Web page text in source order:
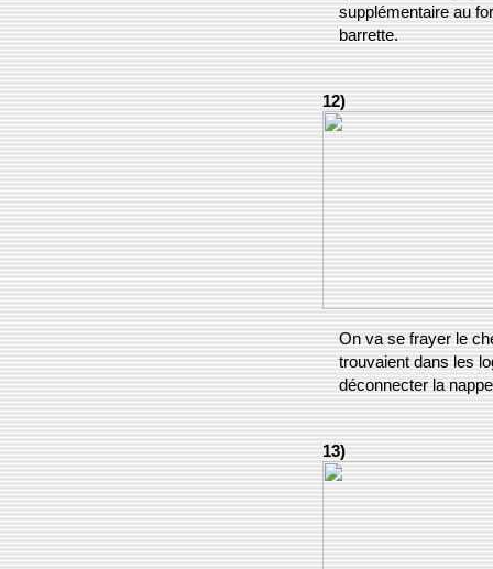
supplémentaire au
barrette.
12)
On va se frayer le
trouvaient dans les
déconnecter la
13)